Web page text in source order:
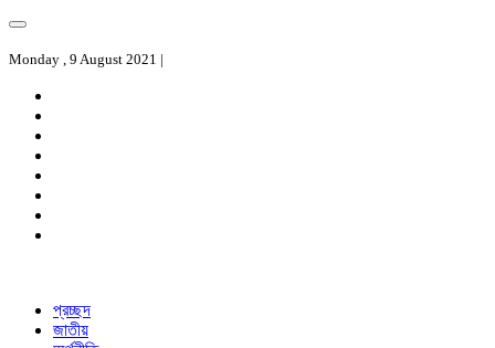
Monday , 9 August 2021 |
প্রচ্ছদ
জাতীয়